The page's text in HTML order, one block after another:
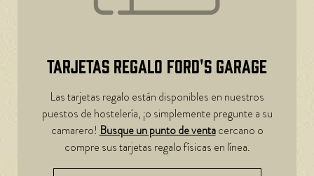
TARJETAS REGALO FORD'S GARAGE
Las tarjetas regalo están disponibles en nuestros
puestos de hostelería, ¡o simplemente pregunte a su
camarero! Busque un punto de ventacercano o
compre sus tarjetas regalo físicas en línea.